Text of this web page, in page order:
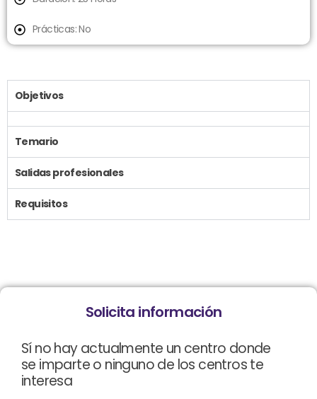
Prácticas: No
Objetivos
Temario
Salidas profesionales
Requisitos
Solicita información
Sí no hay actualmente un centro donde
se imparte o ninguno de los centros te
interesa